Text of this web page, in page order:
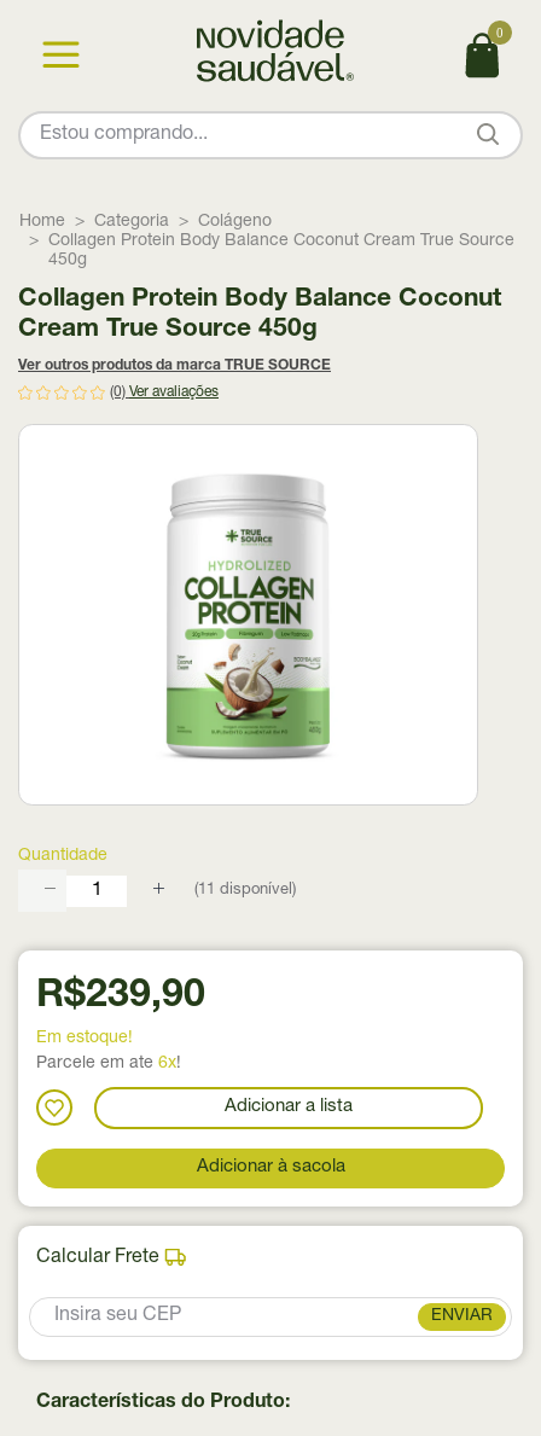
0
Home Categoria
Colágeno
Collagen Protein Body Balance Coconut Cream True Source
450g
Quantidade
(11 disponível)
Collagen Protein Body Balance Coconut
Cream True Source 450g
Ver outros produtos da marca TRUE SOURCE
(0) Ver avaliações
R$239,90
Em estoque!
Parcele em ate 6x!
Adicionar a lista
Adicionar à sacola
Calcular Frete
ENVIAR
Características do Produto: